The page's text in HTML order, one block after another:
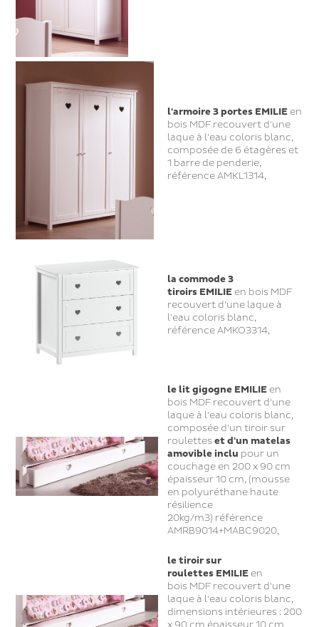
l'armoire 3 portes EMILIEen
bois MDF recouvert d'une
laque à l'eau coloris blanc,
composée de 6 étagères et
1 barre de penderie,
référence AMKL1314,
la commode 3
tiroirs EMILIE en bois MDF
recouvert d'une laque à
l'eau coloris blanc,
référence AMKO3314,
le lit gigogne EMILIEen
bois MDF recouvert d'une
laque à l'eau coloris blanc,
composée d'un tiroir sur
roulettes et d'un matelas
amovible inclu pour un
couchage en 200 x 90 cm
épaisseur 10 cm, (mousse
en polyuréthane haute
résilience
20kg/m3) référence
AMRB9014+MABC9020,
le tiroir sur
roulettes EMILIEen
bois MDF recouvert d'une
laque à l'eau coloris blanc,
dimensions intérieures : 200